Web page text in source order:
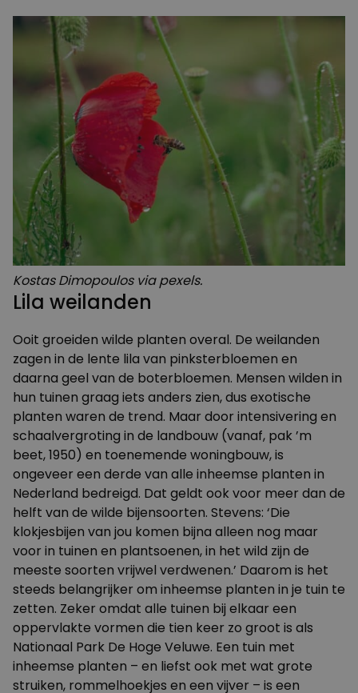
Kostas Dimopoulos via pexels.
Lila weilanden
Ooit groeiden wilde planten overal. De weilanden
zagen in de lente lila van pinksterbloemen en
daarna geel van de boterbloemen. Mensen wilden in
hun tuinen graag iets anders zien, dus exotische
planten waren de trend. Maar door intensivering en
schaalvergroting in de landbouw (vanaf, pak ’m
beet, 1950) en toenemende woningbouw, is
ongeveer een derde van alle inheemse planten in
Nederland bedreigd. Dat geldt ook voor meer dan de
helft van de wilde bijensoorten. Stevens: ‘Die
klokjesbijen van jou komen bijna alleen nog maar
voor in tuinen en plantsoenen, in het wild zijn de
meeste soorten vrijwel verdwenen.’ Daarom is het
steeds belangrijker om inheemse planten in je tuin te
zetten. Zeker omdat alle tuinen bij elkaar een
oppervlakte vormen die tien keer zo groot is als
Nationaal Park De Hoge Veluwe. Een tuin met
inheemse planten – en liefst ook met wat grote
struiken, rommelhoekjes en een vijver – is een